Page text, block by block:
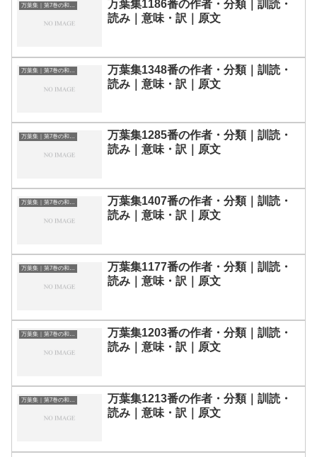
万葉集｜第7巻の和歌一覧
万葉集1186番の作者・分類｜訓読・
読み｜意味・訳｜原文
万葉集｜第7巻の和歌一覧
万葉集1348番の作者・分類｜訓読・
読み｜意味・訳｜原文
万葉集｜第7巻の和歌一覧
万葉集1285番の作者・分類｜訓読・
読み｜意味・訳｜原文
万葉集｜第7巻の和歌一覧
万葉集1407番の作者・分類｜訓読・
読み｜意味・訳｜原文
万葉集｜第7巻の和歌一覧
万葉集1177番の作者・分類｜訓読・
読み｜意味・訳｜原文
万葉集｜第7巻の和歌一覧
万葉集1203番の作者・分類｜訓読・
読み｜意味・訳｜原文
万葉集｜第7巻の和歌一覧
万葉集1213番の作者・分類｜訓読・
読み｜意味・訳｜原文